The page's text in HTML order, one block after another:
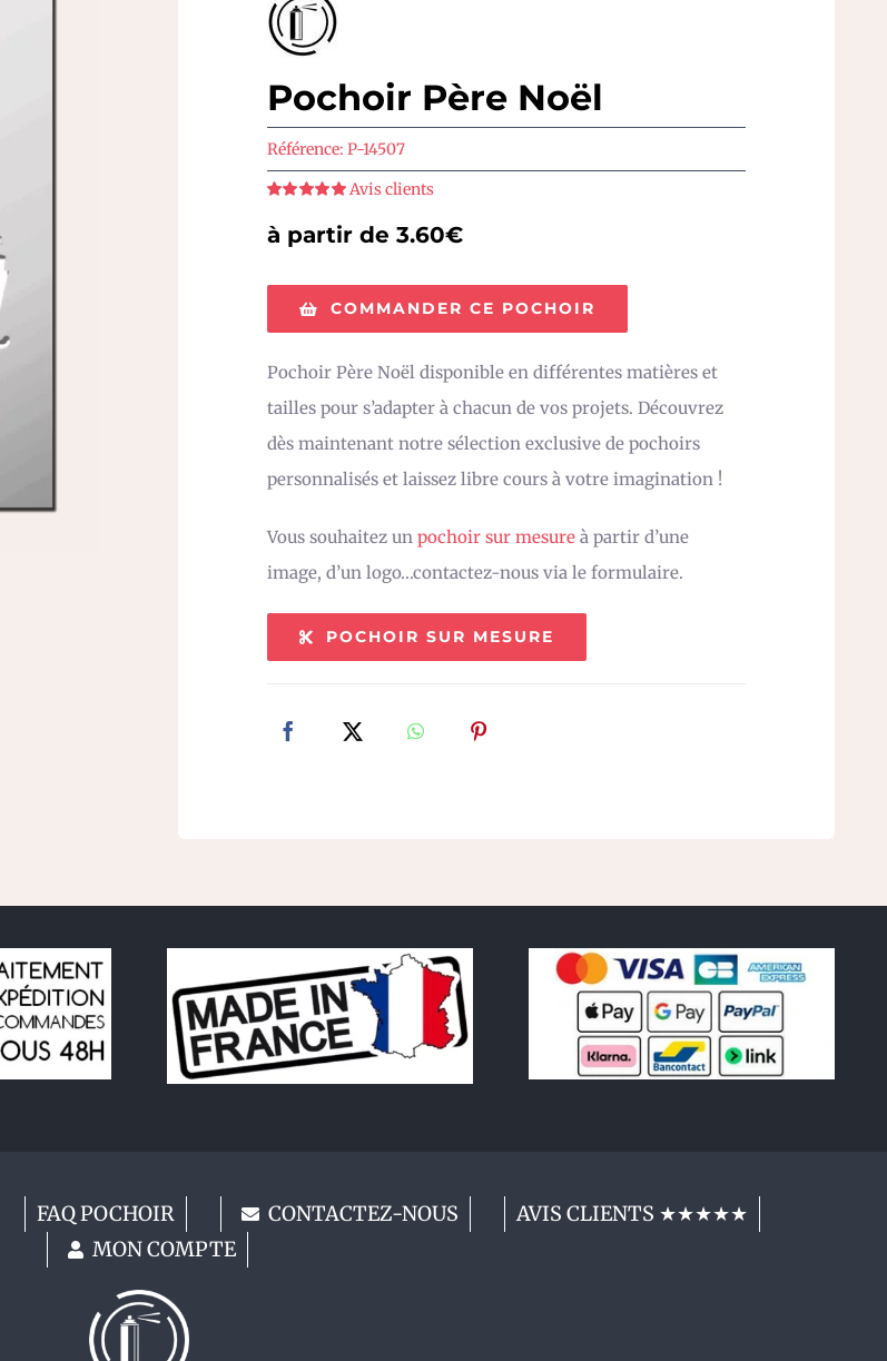
Pochoir Père Noël
Référence: P-14507
Avis clients
à partir de 3.60€
COMMANDER CE POCHOIR
Pochoir Père Noël disponible en différentes matières et
tailles pour s’adapter à chacun de vos projets. Découvrez
dès maintenant notre sélection exclusive de pochoirs
personnalisés et laissez libre cours à votre imagination !
Vous souhaitez un pochoir sur mesure à partir d’une
image, d’un logo…contactez-nous via le formulaire.
POCHOIR SUR MESURE
FAQ POCHOIR CONTACTEZ-NOUS
AVIS CLIENTS ★★★★★
MON COMPTE